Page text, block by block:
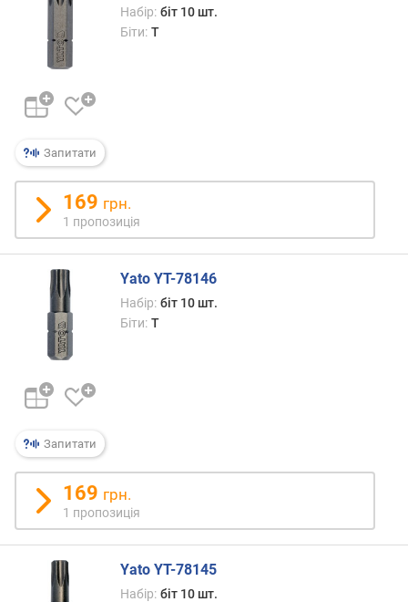
а
и
а
д
а
т
о
ю
д
о
д
а
в
н
н
з
а
к
і
л
Запитати
Набір: біт 10 шт.
Біти: T
169 грн.
1 пропозиція
Запитати
Yato YT-78146
Набір: біт 10 шт.
Біти: T
169 грн.
1 пропозиція
Yato YT-78145
Набір: біт 10 шт.